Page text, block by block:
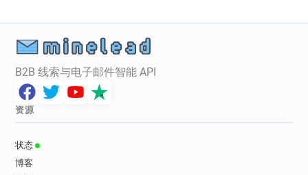
B2B 线索与电子邮件智能 API
资源
状态
博客